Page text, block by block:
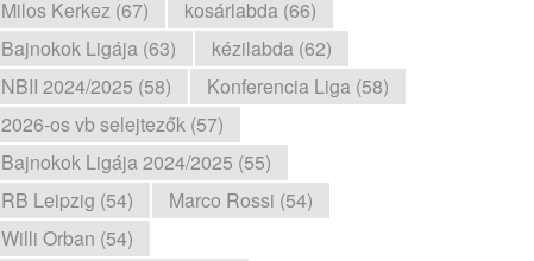
Milos Kerkez (67)
kosárlabda (66)
Bajnokok Ligája (63)
kézilabda (62)
NBII 2024/2025 (58)
Konferencia Liga (58)
2026-os vb selejtezők (57)
Bajnokok Ligája 2024/2025 (55)
RB Leipzig (54)
Marco Rossi (54)
Willi Orban (54)